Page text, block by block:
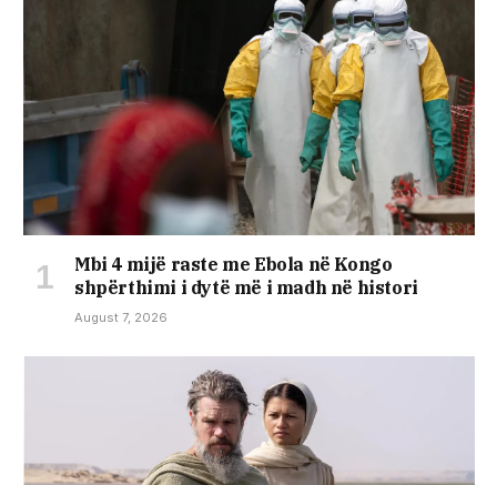
Mbi 4 mijë raste me Ebola në Kongo
shpërthimi i dytë më i madh në histori
August 7, 2026